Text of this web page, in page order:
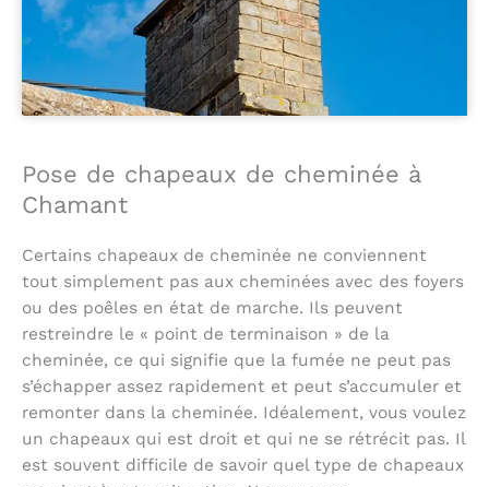
Pose de chapeaux de cheminée à
Chamant
Certains chapeaux de cheminée ne conviennent
tout simplement pas aux cheminées avec des foyers
ou des poêles en état de marche. Ils peuvent
restreindre le « point de terminaison » de la
cheminée, ce qui signifie que la fumée ne peut pas
s’échapper assez rapidement et peut s’accumuler et
remonter dans la cheminée. Idéalement, vous voulez
un chapeaux qui est droit et qui ne se rétrécit pas. Il
est souvent difficile de savoir quel type de chapeaux